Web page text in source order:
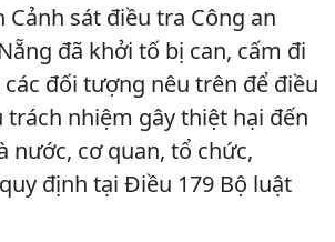
Cảnh sát điều tra Công an
đã khởi tố bị can, cấm đi
đối tượng nêu trên để điều
trách nhiệm gây thiệt hại đến
nước, cơ quan, tổ chức,
định tại Điều 179 Bộ luật